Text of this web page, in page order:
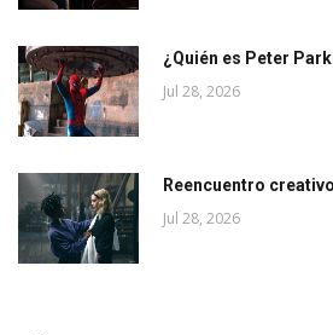
¿Quién es Peter
Jul 28, 2026
Reencuentro
Jul 28, 2026